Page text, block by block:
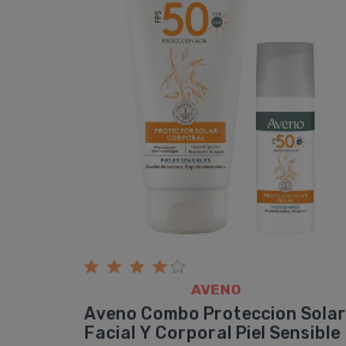
AVENO
Aveno Combo Proteccion Solar
Facial Y Corporal Piel Sensible